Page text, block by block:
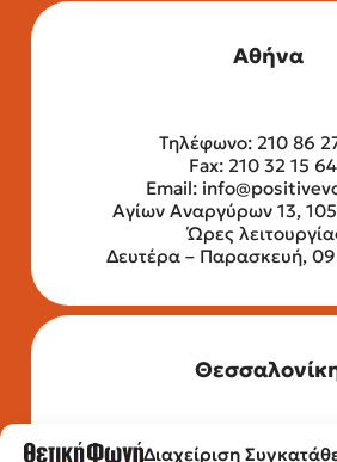
Διαχείριση
Αθήνα
Τηλέφωνο: 210 86
Fax: 210 32 15
Email:
Αγίων Αναργύρων 13,
Ώρες
Δευτέρα – Παρασκευή,
Τηλέφωνο: 2315